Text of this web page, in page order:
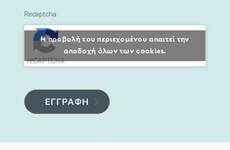
Recaptcha
Η προβολή του περιεχομένου απαιτεί την
αποδοχή όλων των cookies.